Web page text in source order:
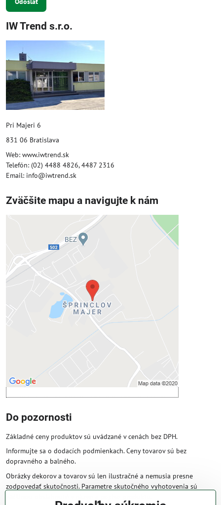
IW Trend s.r.o.
Pri Majeri 6
831 06 Bratislava
Web: www.iwtrend.sk
Telefón: (02) 4488 4826, 4487 2316
Email: info@iwtrend.sk
Zväčšite mapu a navigujte k nám
Externý obsah je blokovaný
Prajete si načítať externý obsah?
Povoliť tentokrát
Povoliť a zapamätať - súhlas s druhom
cookie: Funkčné
Otvoriť obsah v novom okne
Do pozornosti
Základné ceny produktov sú uvádzané v cenách bez DPH.
Informujte sa o dodacích podmienkach. Ceny tovarov sú bez
dopravného a balného.
Obrázky dekorov a tovarov sú len ilustračné a nemusia presne
zodpovedať skutočnosti. Parametre skutočného vyhotovenia sú